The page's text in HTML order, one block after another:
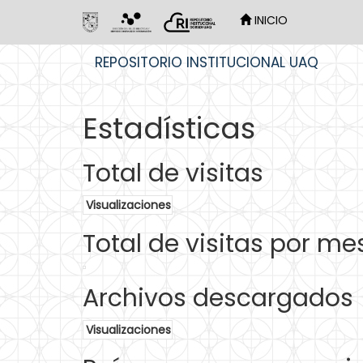
INICIO
REPOSITORIO INSTITUCIONAL UAQ
Estadísticas
Total de visitas
Visualizaciones
Total de visitas por
Archivos descargados
Visualizaciones